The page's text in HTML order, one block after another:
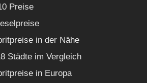
Preise
in der Nähe
Städte im Vergleich
in Europa